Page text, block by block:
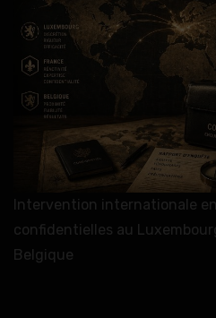
Intervention internationale
confidentielles au
Belgique